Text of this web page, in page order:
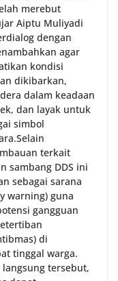
merebut
Aiptu Muliyadi
dengan
agar
kondisi
dikibarkan,
dalam keadaan
dan layak untuk
simbol
terkait
sambang DDS ini
sebagai sarana
warning) guna
gangguan
di
tinggal warga.
tersebut,